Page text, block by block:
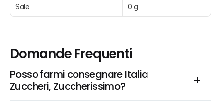
Sale 0 g
Domande Frequenti
Posso farmi consegnare Italia
Zuccheri, Zuccherissimo?